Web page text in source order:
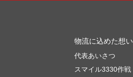
物流に込めた想い
代表あいさつ
スマイル3330作戦